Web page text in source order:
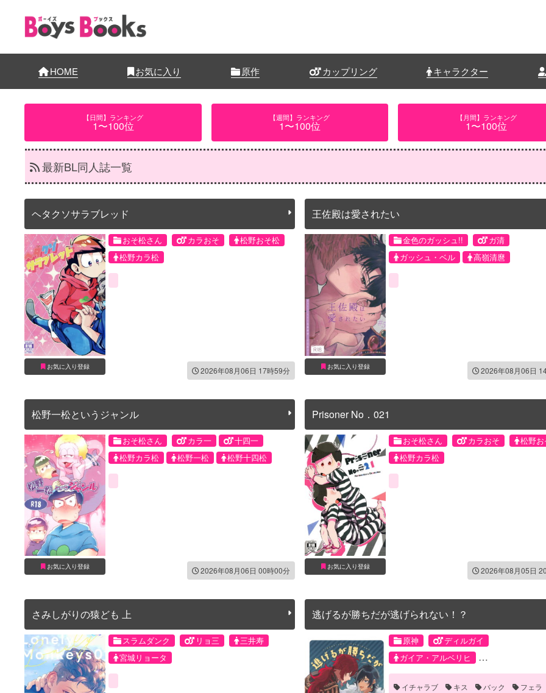
HOME お気に入り 原作 カップリング キャラクター
【日間】ランキング
1〜100位
【週間】ランキング
1〜100位
【月間】ランキング
1〜100位
最新BL同人誌一覧
ヘタクソサラブレッド
お気に入り登録
おそ松さん カラおそ
松野おそ松
松野カラ松
2026年08月06日 17時59分
王佐殿は愛されたい
お気に入り登録
金色のガッシュ!!
ガ清
ガッシュ・ベル
高嶺清麿
2026年08月06日
松野一松というジャンル
お気に入り登録
おそ松さん カラ一
十四一
松野カラ松
松野一松 松野十四松
2026年08月06日 00時00分
Prisoner No．021
お気に入り登録
おそ松さん カラおそ
松野
松野カラ松
2026年08月05日
さみしがりの猿ども 上
スラムダンク リョ三
三井寿
宮城リョータ
逃げるが勝ちだが逃げられない！？
原神
ディルガイ
ガイア・アルベリヒ
ディルック・ラグウィンド
イチャラブ キス バック
フェラ